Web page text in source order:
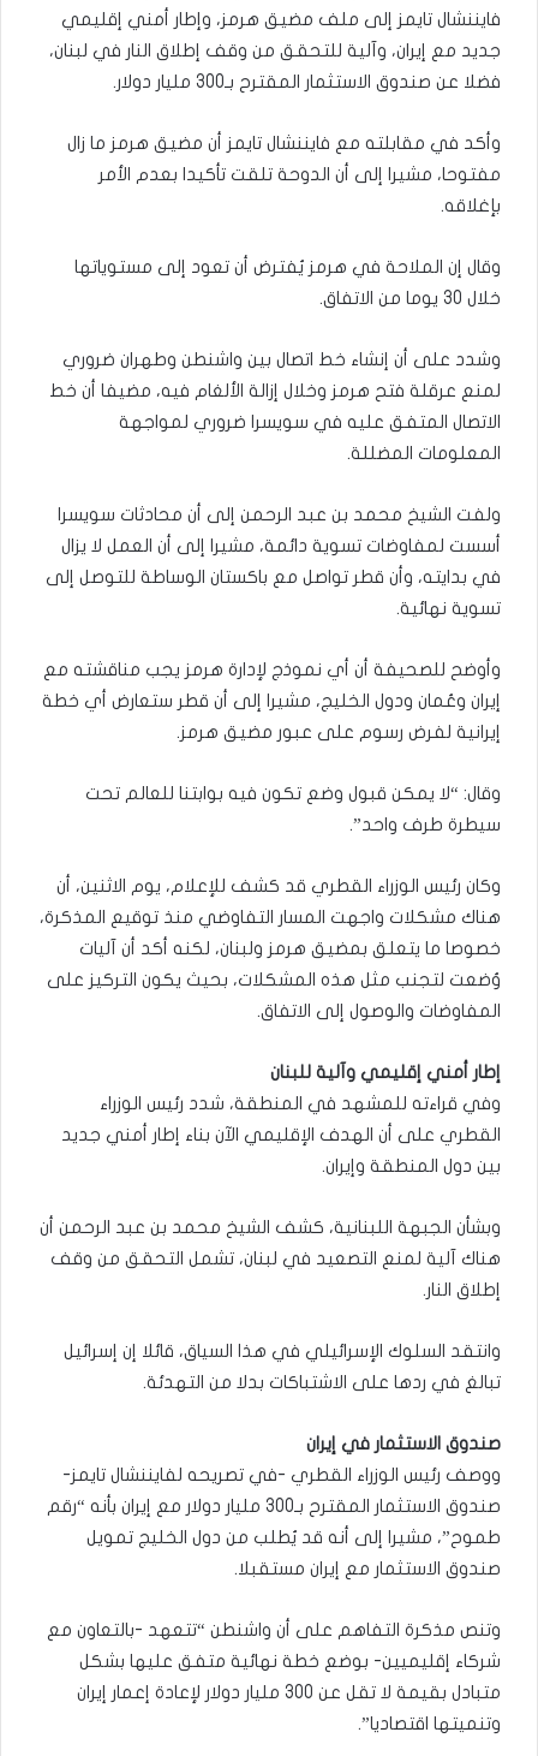
فايننشال تايمز إلى ملف مضيق هرمز، وإطار أمني إقليمي
جديد مع إيران، وآلية للتحقق من وقف إطلاق النار في لبنان،
فضلا عن صندوق الاستثمار المقترح بـ300 مليار دولار.
وأكد في مقابلته مع فايننشال تايمز أن مضيق هرمز ما زال
مفتوحا، مشيرا إلى أن الدوحة تلقت تأكيدا بعدم الأمر
بإغلاقه.
وقال إن الملاحة في هرمز يُفترض أن تعود إلى مستوياتها
خلال 30 يوما من الاتفاق.
وشدد على أن إنشاء خط اتصال بين واشنطن وطهران ضروري
لمنع عرقلة فتح هرمز وخلال إزالة الألغام فيه، مضيفا أن خط
الاتصال المتفق عليه في سويسرا ضروري لمواجهة
المعلومات المضللة.
ولفت الشيخ محمد بن عبد الرحمن إلى أن محادثات سويسرا
أسست لمفاوضات تسوية دائمة، مشيرا إلى أن العمل لا يزال
في بدايته، وأن قطر تواصل مع باكستان الوساطة للتوصل إلى
تسوية نهائية.
وأوضح للصحيفة أن أي نموذج لإدارة هرمز يجب مناقشته مع
إيران وعُمان ودول الخليج، مشيرا إلى أن قطر ستعارض أي خطة
إيرانية لفرض رسوم على عبور مضيق هرمز.
وقال: “لا يمكن قبول وضع تكون فيه بوابتنا للعالم تحت
سيطرة طرف واحد”.
وكان رئيس الوزراء القطري قد كشف للإعلام، يوم الاثنين، أن
هناك مشكلات واجهت المسار التفاوضي منذ توقيع المذكرة،
خصوصا ما يتعلق بمضيق هرمز ولبنان، لكنه أكد أن آليات
وُضعت لتجنب مثل هذه المشكلات، بحيث يكون التركيز على
المفاوضات والوصول إلى الاتفاق.
إطار أمني إقليمي وآلية للبنان
وفي قراءته للمشهد في المنطقة، شدد رئيس الوزراء
القطري على أن الهدف الإقليمي الآن بناء إطار أمني جديد
بين دول المنطقة وإيران.
وبشأن الجبهة اللبنانية، كشف الشيخ محمد بن عبد الرحمن أن
هناك آلية لمنع التصعيد في لبنان، تشمل التحقق من وقف
إطلاق النار.
وانتقد السلوك الإسرائيلي في هذا السياق، قائلا إن إسرائيل
تبالغ في ردها على الاشتباكات بدلا من التهدئة.
صندوق الاستثمار في إيران
ووصف رئيس الوزراء القطري -في تصريحه لفايننشال تايمز-
صندوق الاستثمار المقترح بـ300 مليار دولار مع إيران بأنه “رقم
طموح”، مشيرا إلى أنه قد يُطلب من دول الخليج تمويل
صندوق الاستثمار مع إيران مستقبلا.
وتنص مذكرة التفاهم على أن واشنطن “تتعهد -بالتعاون مع
شركاء إقليميين- بوضع خطة نهائية متفق عليها بشكل
متبادل بقيمة لا تقل عن 300 مليار دولار لإعادة إعمار إيران
وتنميتها اقتصاديا”.